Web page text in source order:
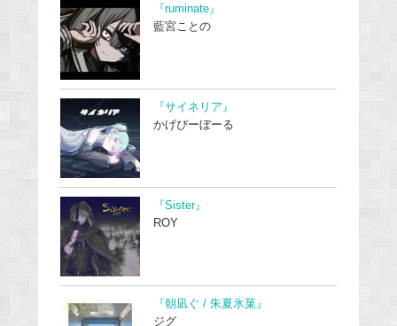
『ruminate』
藍宮ことの
『サイネリア』
かげぴーぼーる
『Sister』
ROY
『朝凪ぐ / 朱夏氷菓』
ジグ